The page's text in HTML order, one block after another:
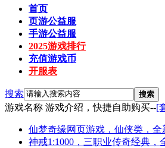
首页
页游公益服
手游公益服
2025游戏排行
充值游戏币
开服表
搜索 搜索
游戏名称 游戏介绍，快捷自助购买--[
仙梦奇缘网页游戏，仙侠类，
神戒1:1000，三职业传奇经典，